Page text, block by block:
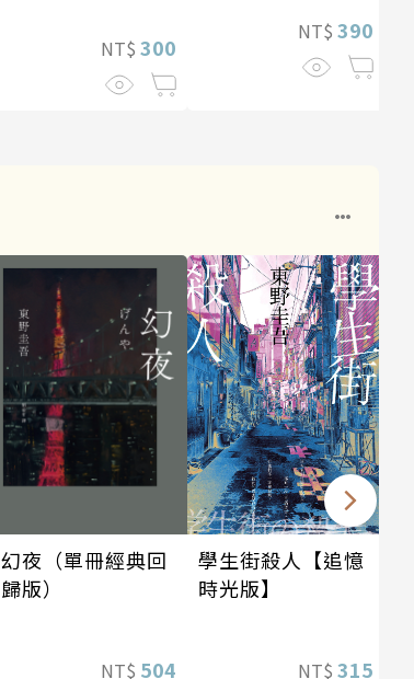
NT$ 300
NT$ 390
幻夜（單冊經典回
歸版）
NT$ 504
學生街殺人【追憶
時光版】
NT$ 315